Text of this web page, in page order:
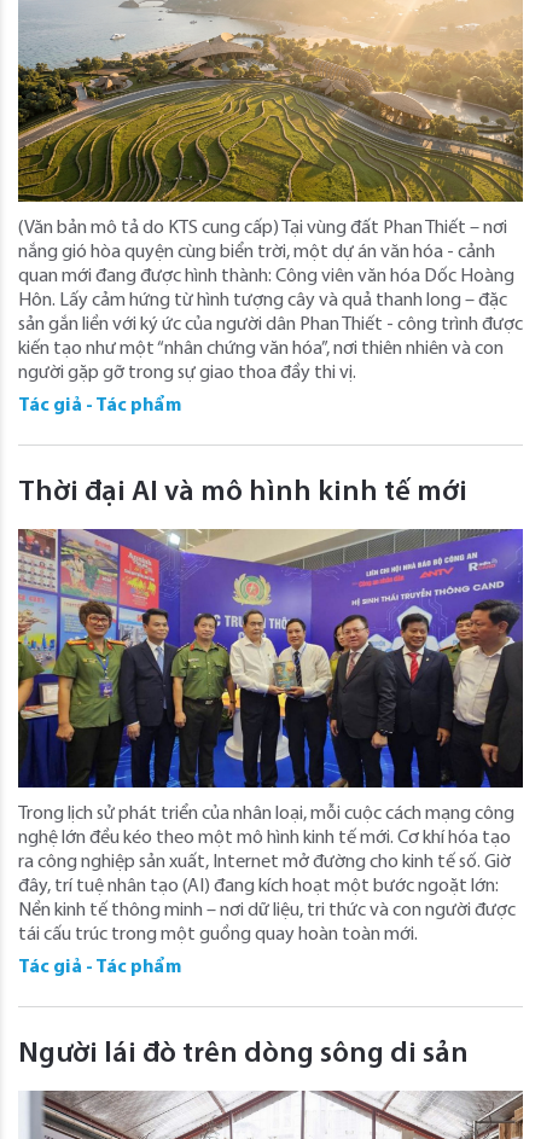
(Văn bản mô tả do KTS cung cấp) Tại vùng đất Phan Thiết – nơi
nắng gió hòa quyện cùng biển trời, một dự án văn hóa - cảnh
quan mới đang được hình thành: Công viên văn hóa Dốc Hoàng
Hôn. Lấy cảm hứng từ hình tượng cây và quả thanh long – đặc
sản gắn liền với ký ức của người dân Phan Thiết - công trình được
kiến tạo như một “nhân chứng văn hóa”, nơi thiên nhiên và con
người gặp gỡ trong sự giao thoa đầy thi vị.
Tác giả - Tác phẩm
Thời đại AI và mô hình kinh tế mới
Trong lịch sử phát triển của nhân loại, mỗi cuộc cách mạng công
nghệ lớn đều kéo theo một mô hình kinh tế mới. Cơ khí hóa tạo
ra công nghiệp sản xuất, Internet mở đường cho kinh tế số. Giờ
đây, trí tuệ nhân tạo (AI) đang kích hoạt một bước ngoặt lớn:
Nền kinh tế thông minh – nơi dữ liệu, tri thức và con người được
tái cấu trúc trong một guồng quay hoàn toàn mới.
Tác giả - Tác phẩm
Người lái đò trên dòng sông di sản